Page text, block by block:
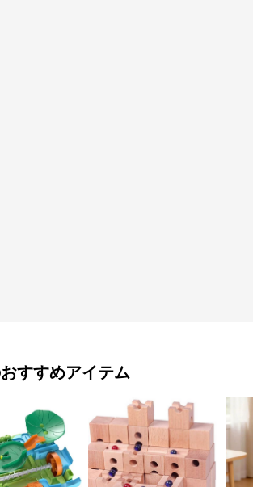
すすめアイテム